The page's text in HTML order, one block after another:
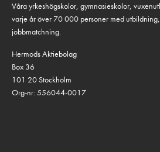
Våra yrkeshögskolor, gymnasieskolor,
varje år över 70 000 personer med
jobbmatchning.
Hermods Aktiebolag
Box 36
101 20 Stockholm
Org-nr: 556044-0017